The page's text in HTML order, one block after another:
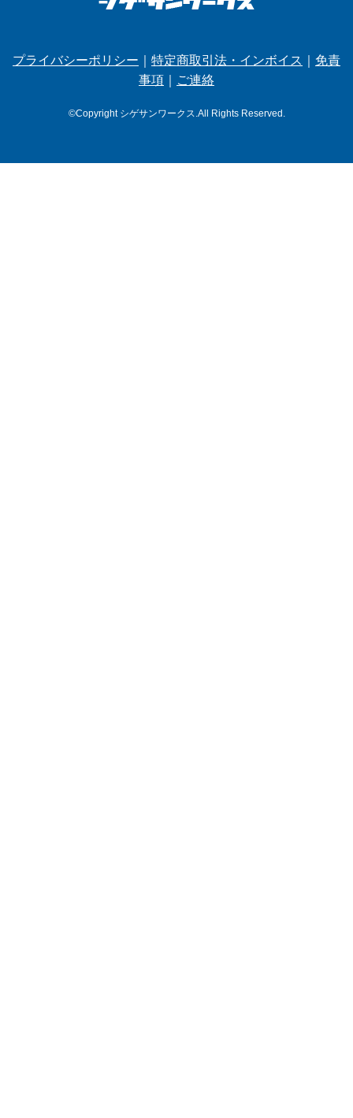
プライバシーポリシー 特定商取引法・インボイス
免責
事項
ご連絡
©Copyright シゲサンワークス.All Rights Reserved.